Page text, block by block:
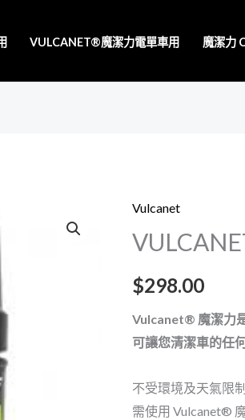
VULCANET®魔潔力電單車用 魔潔力
Vulcanet
$298.00
Vulcanet® 魔潔力
可讓您清潔車的任
不受環境及天氣限
需使用 Vulcanet®